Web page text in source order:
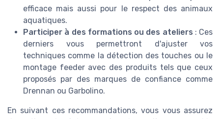
efficace mais aussi pour le respect des animaux
aquatiques.
Participer à des formations ou des ateliers : Ces
derniers vous permettront d'ajuster vos
techniques comme la détection des touches ou le
montage feeder avec des produits tels que ceux
proposés par des marques de confiance comme
Drennan ou Garbolino.
En suivant ces recommandations, vous vous assurez